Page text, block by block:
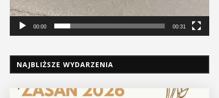
00:00 00:31
NAJBLIŻSZE WYDARZENIA